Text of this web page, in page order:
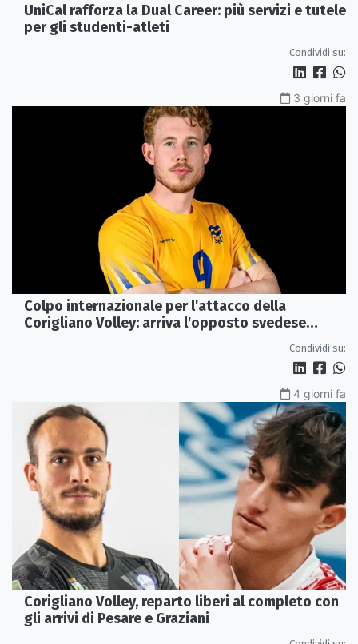
UniCal rafforza la Dual Career: più servizi e tutele
per gli studenti-atleti
Condividi su:
3 giorni fa
Colpo internazionale per l'attacco della
Corigliano Volley: arriva l'opposto svedese
Condividi su:
4 giorni fa
Corigliano Volley, reparto liberi al completo con
gli arrivi di Pesare e Graziani